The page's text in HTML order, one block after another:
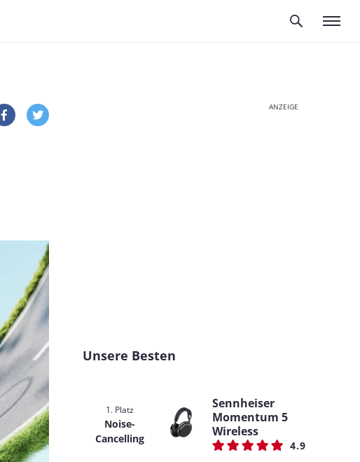
ANZEIGE
Unsere Besten
1. Platz
Noise-
Cancelling
Sennheiser
Momentum 5
Wireless
4.9